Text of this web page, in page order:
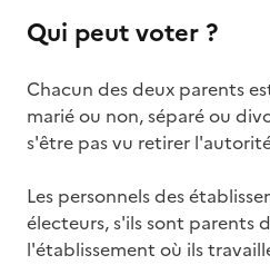
Qui peut voter ?
Chacun des deux parents
marié ou non, séparé ou
s'être pas vu retirer
Les personnels des
électeurs, s'ils sont parents
l'établissement où ils